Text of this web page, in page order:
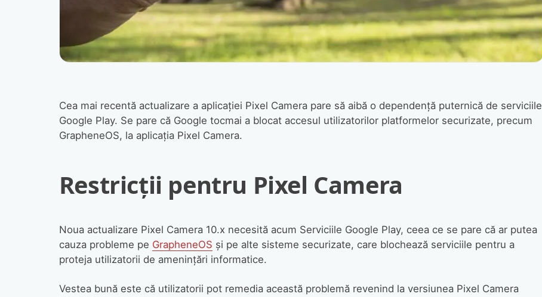
Cea mai recentă actualizare a aplicației Pixel Camera pare să aibă o dependență puternică de serviciile
Google Play. Se pare că Google tocmai a blocat accesul utilizatorilor platformelor securizate, precum
GrapheneOS, la aplicația Pixel Camera.
Restricții pentru Pixel Camera
Noua actualizare Pixel Camera 10.x necesită acum Serviciile Google Play, ceea ce se pare că ar putea
cauza probleme pe GrapheneOS și pe alte sisteme securizate, care blochează serviciile pentru a
proteja utilizatorii de amenințări informatice.
Vestea bună este că utilizatorii pot remedia această problemă revenind la versiunea Pixel Camera